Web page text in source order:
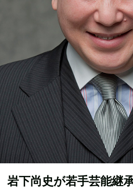
岩下尚史が若手芸能継